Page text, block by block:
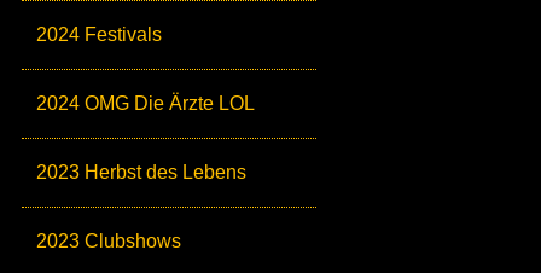
2024 Festivals
2024 OMG Die Ärzte LOL
2023 Herbst des Lebens
2023 Clubshows